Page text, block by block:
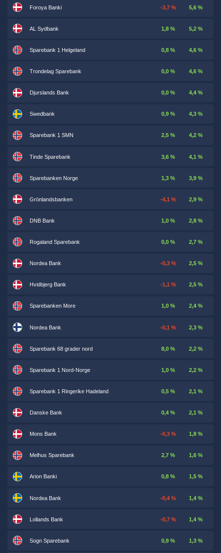
Foroya Banki -3,7 % 5,6 %
AL Sydbank 1,8 % 5,2 %
Sparebank 1 Helgeland 0,8 % 4,6 %
Trondelag Sparebank 0,0 % 4,6 %
Djurslands Bank 0,0 % 4,4 %
Swedbank 0,9 % 4,3 %
Sparebank 1 SMN 2,5 % 4,2 %
Tinde Sparebank 3,6 % 4,1 %
Sparebanken Norge 1,3 % 3,9 %
Grönlandsbanken -4,1 % 2,9 %
DNB Bank 1,0 % 2,8 %
Rogaland Sparebank 0,0 % 2,7 %
Nordea Bank -0,3 % 2,5 %
Hvidbjerg Bank -1,1 % 2,5 %
Sparebanken More 1,0 % 2,4 %
Nordea Bank -0,1 % 2,3 %
Sparebank 68 grader nord 8,0 % 2,2 %
Sparebank 1 Nord-Norge 1,0 % 2,2 %
Sparebank 1 Ringerike Hadeland 0,5 % 2,1 %
Danske Bank 0,4 % 2,1 %
Mons Bank -0,3 % 1,8 %
Melhus Sparebank 2,7 % 1,6 %
Arion Banki 0,8 % 1,5 %
Nordea Bank -0,4 % 1,4 %
Lollands Bank -0,7 % 1,4 %
Sogn Sparebank 0,9 % 1,3 %